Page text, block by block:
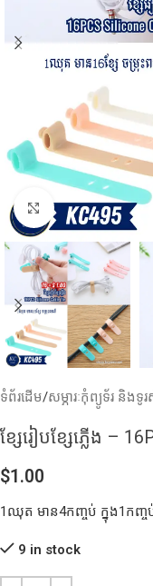
Click to enlarge
ទំព័រដើម/សម្ភារៈកុំព្យូទ័រ និងទូរ
ខ្សែ​រៀបខ្សែភ្លើង –
$1.00
1ឈុត មាន4កញ្ចប់ ក្នុង1កញ្ច
9 in stock